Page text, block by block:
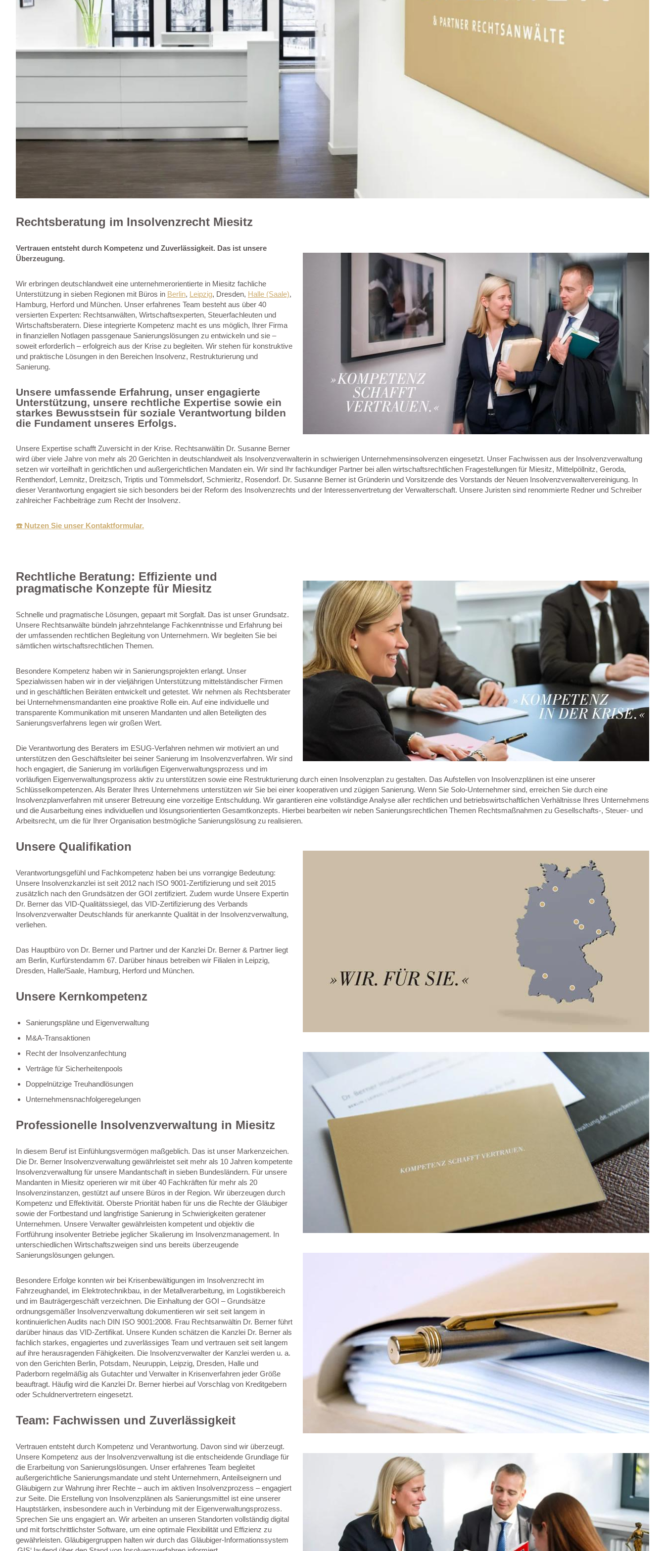
Rechtsberatung im Insolvenzrecht Miesitz
Vertrauen entsteht durch Kompetenz und Zuverlässigkeit. Das ist unsere
Überzeugung.
Wir erbringen deutschlandweit eine unternehmerorientierte in Miesitz fachliche
Unterstützung in sieben Regionen mit Büros in Berlin, Leipzig, Dresden, Halle (Saale),
Hamburg, Herford und München. Unser erfahrenes Team besteht aus über 40
versierten Experten: Rechtsanwälten, Wirtschaftsexperten, Steuerfachleuten und
Wirtschaftsberatern. Diese integrierte Kompetenz macht es uns möglich, Ihrer Firma
in finanziellen Notlagen passgenaue Sanierungslösungen zu entwickeln und sie –
soweit erforderlich – erfolgreich aus der Krise zu begleiten. Wir stehen für konstruktive
und praktische Lösungen in den Bereichen Insolvenz, Restrukturierung und
Sanierung.
Unsere umfassende Erfahrung, unser engagierte
Unterstützung, unsere rechtliche Expertise sowie ein
starkes Bewusstsein für soziale Verantwortung bilden
die Fundament unseres Erfolgs.
Unsere Expertise schafft Zuversicht in der Krise. Rechtsanwältin Dr. Susanne Berner
wird über viele Jahre von mehr als 20 Gerichten in deutschlandweit als Insolvenzverwalterin in schwierigen Unternehmensinsolvenzen eingesetzt. Unser Fachwissen aus der Insolvenzverwaltung
setzen wir vorteilhaft in gerichtlichen und außergerichtlichen Mandaten ein. Wir sind Ihr fachkundiger Partner bei allen wirtschaftsrechtlichen Fragestellungen für Miesitz, Mittelpöllnitz, Geroda,
Renthendorf, Lemnitz, Dreitzsch, Triptis und Tömmelsdorf, Schmieritz, Rosendorf. Dr. Susanne Berner ist Gründerin und Vorsitzende des Vorstands der Neuen Insolvenzverwaltervereinigung. In
dieser Verantwortung engagiert sie sich besonders bei der Reform des Insolvenzrechts und der Interessenvertretung der Verwalterschaft. Unsere Juristen sind renommierte Redner und Schreiber
zahlreicher Fachbeiträge zum Recht der Insolvenz.
☎️ Nutzen Sie unser Kontaktformular.
Rechtliche Beratung: Effiziente und
pragmatische Konzepte für Miesitz
Schnelle und pragmatische Lösungen, gepaart mit Sorgfalt. Das ist unser Grundsatz.
Unsere Rechtsanwälte bündeln jahrzehntelange Fachkenntnisse und Erfahrung bei
der umfassenden rechtlichen Begleitung von Unternehmern. Wir begleiten Sie bei
sämtlichen wirtschaftsrechtlichen Themen.
Besondere Kompetenz haben wir in Sanierungsprojekten erlangt. Unser
Spezialwissen haben wir in der vieljährigen Unterstützung mittelständischer Firmen
und in geschäftlichen Beiräten entwickelt und getestet. Wir nehmen als Rechtsberater
bei Unternehmensmandanten eine proaktive Rolle ein. Auf eine individuelle und
transparente Kommunikation mit unseren Mandanten und allen Beteiligten des
Sanierungsverfahrens legen wir großen Wert.
Die Verantwortung des Beraters im ESUG-Verfahren nehmen wir motiviert an und
unterstützen den Geschäftsleiter bei seiner Sanierung im Insolvenzverfahren. Wir sind
hoch engagiert, die Sanierung im vorläufigen Eigenverwaltungsprozess und im
vorläufigen Eigenverwaltungsprozess aktiv zu unterstützen sowie eine Restrukturierung durch einen Insolvenzplan zu gestalten. Das Aufstellen von Insolvenzplänen ist eine unserer
Schlüsselkompetenzen. Als Berater Ihres Unternehmens unterstützen wir Sie bei einer kooperativen und zügigen Sanierung. Wenn Sie Solo-Unternehmer sind, erreichen Sie durch eine
Insolvenzplanverfahren mit unserer Betreuung eine vorzeitige Entschuldung. Wir garantieren eine vollständige Analyse aller rechtlichen und betriebswirtschaftlichen Verhältnisse Ihres Unternehmens
und die Ausarbeitung eines individuellen und lösungsorientierten Gesamtkonzepts. Hierbei bearbeiten wir neben Sanierungsrechtlichen Themen Rechtsmaßnahmen zu Gesellschafts-, Steuer- und
Arbeitsrecht, um die für Ihrer Organisation bestmögliche Sanierungslösung zu realisieren.
Unsere Qualifikation
Verantwortungsgefühl und Fachkompetenz haben bei uns vorrangige Bedeutung:
Unsere Insolvenzkanzlei ist seit 2012 nach ISO 9001-Zertifizierung und seit 2015
zusätzlich nach den Grundsätzen der GOI zertifiziert. Zudem wurde Unsere Expertin
Dr. Berner das VID-Qualitätssiegel, das VID-Zertifizierung des Verbands
Insolvenzverwalter Deutschlands für anerkannte Qualität in der Insolvenzverwaltung,
verliehen.
Das Hauptbüro von Dr. Berner und Partner und der Kanzlei Dr. Berner & Partner liegt
am Berlin, Kurfürstendamm 67. Darüber hinaus betreiben wir Filialen in Leipzig,
Dresden, Halle/Saale, Hamburg, Herford und München.
Unsere Kernkompetenz
Sanierungspläne und Eigenverwaltung
M&A-Transaktionen
Recht der Insolvenzanfechtung
Verträge für Sicherheitenpools
Doppelnützige Treuhandlösungen
Unternehmensnachfolgeregelungen
Professionelle Insolvenzverwaltung in Miesitz
In diesem Beruf ist Einfühlungsvermögen maßgeblich. Das ist unser Markenzeichen.
Die Dr. Berner Insolvenzverwaltung gewährleistet seit mehr als 10 Jahren kompetente
Insolvenzverwaltung für unsere Mandantschaft in sieben Bundesländern. Für unsere
Mandanten in Miesitz operieren wir mit über 40 Fachkräften für mehr als 20
Insolvenzinstanzen, gestützt auf unsere Büros in der Region. Wir überzeugen durch
Kompetenz und Effektivität. Oberste Priorität haben für uns die Rechte der Gläubiger
sowie der Fortbestand und langfristige Sanierung in Schwierigkeiten geratener
Unternehmen. Unsere Verwalter gewährleisten kompetent und objektiv die
Fortführung insolventer Betriebe jeglicher Skalierung im Insolvenzmanagement. In
unterschiedlichen Wirtschaftszweigen sind uns bereits überzeugende
Sanierungslösungen gelungen.
Besondere Erfolge konnten wir bei Krisenbewältigungen im Insolvenzrecht im
Fahrzeughandel, im Elektrotechnikbau, in der Metallverarbeitung, im Logistikbereich
und im Bauträgergeschäft verzeichnen. Die Einhaltung der GOI – Grundsätze
ordnungsgemäßer Insolvenzverwaltung dokumentieren wir seit seit langem in
kontinuierlichen Audits nach DIN ISO 9001:2008. Frau Rechtsanwältin Dr. Berner führt
darüber hinaus das VID-Zertifikat. Unsere Kunden schätzen die Kanzlei Dr. Berner als
fachlich starkes, engagiertes und zuverlässiges Team und vertrauen seit seit langem
auf ihre herausragenden Fähigkeiten. Die Insolvenzverwalter der Kanzlei werden u. a.
von den Gerichten Berlin, Potsdam, Neuruppin, Leipzig, Dresden, Halle und
Paderborn regelmäßig als Gutachter und Verwalter in Krisenverfahren jeder Größe
beauftragt. Häufig wird die Kanzlei Dr. Berner hierbei auf Vorschlag von Kreditgebern
oder Schuldnervertretern eingesetzt.
Team: Fachwissen und Zuverlässigkeit
Vertrauen entsteht durch Kompetenz und Verantwortung. Davon sind wir überzeugt.
Unsere Kompetenz aus der Insolvenzverwaltung ist die entscheidende Grundlage für
die Erarbeitung von Sanierungslösungen. Unser erfahrenes Team begleitet
außergerichtliche Sanierungsmandate und steht Unternehmern, Anteilseignern und
Gläubigern zur Wahrung ihrer Rechte – auch im aktiven Insolvenzprozess – engagiert
zur Seite. Die Erstellung von Insolvenzplänen als Sanierungsmittel ist eine unserer
Hauptstärken, insbesondere auch in Verbindung mit der Eigenverwaltungsprozess.
Sprechen Sie uns engagiert an. Wir arbeiten an unseren Standorten vollständig digital
und mit fortschrittlichster Software, um eine optimale Flexibilität und Effizienz zu
gewährleisten. Gläubigergruppen halten wir durch das Gläubiger-Informationssystem